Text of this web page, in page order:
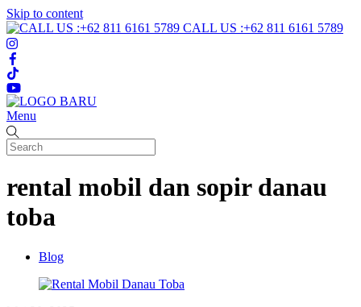
Skip to content
CALL US :+62 811 6161 5789
Menu
rental mobil dan sopir danau
toba
Blog